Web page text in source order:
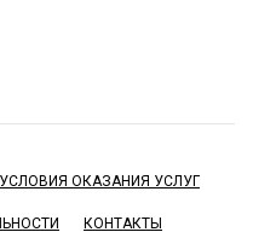
УСЛОВИЯ ОКАЗАНИЯ УСЛУГ
КОНТАКТЫ